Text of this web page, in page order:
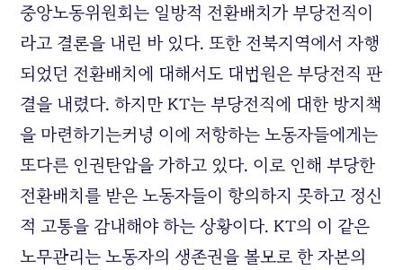
중앙노동위원회는 일방적 전환배치가 부당전직이
라고 결론을 내린 바 있다. 또한 전북지역에서 자행
되었던 전환배치에 대해서도 대법원은 부당전직 판
결을 내렸다. 하지만 KT는 부당전직에 대한 방지책
을 마련하기는커녕 이에 저항하는 노동자들에게는
또다른 인권탄압을 가하고 있다. 이로 인해 부당한
전환배치를 받은 노동자들이 항의하지 못하고 정신
적 고통을 감내해야 하는 상황이다. KT의 이 같은
노무관리는 노동자의 생존권을 볼모로 한 자본의